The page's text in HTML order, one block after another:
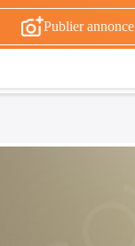
Publier annonce